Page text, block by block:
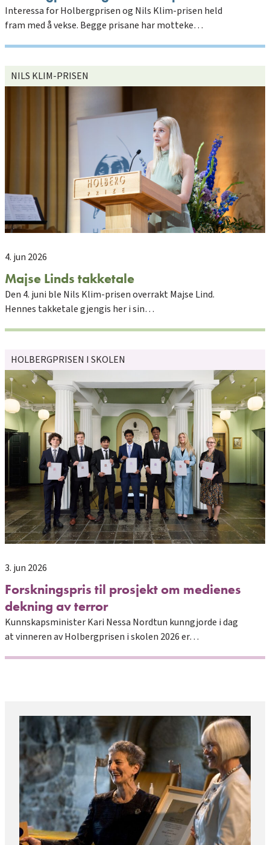
Interessa for Holbergprisen og Nils Klim-prisen held
fram med å vekse. Begge prisane har motteke…
NILS KLIM-PRISEN
4. jun 2026
Majse Linds takketale
Den 4. juni ble Nils Klim-prisen overrakt Majse Lind.
Hennes takketale gjengis her i sin…
HOLBERGPRISEN I SKOLEN
3. jun 2026
Forskningspris til prosjekt om medienes
dekning av terror
Kunnskapsminister Kari Nessa Nordtun kunngjorde i dag
at vinneren av Holbergprisen i skolen 2026 er…